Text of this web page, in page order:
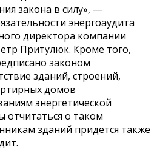
закона в силу», —
энергоаудита
директора компании
Притулюк. Кроме того,
законом
зданий, строений,
домов
энергетической
отчитаться о таком
зданий придется также